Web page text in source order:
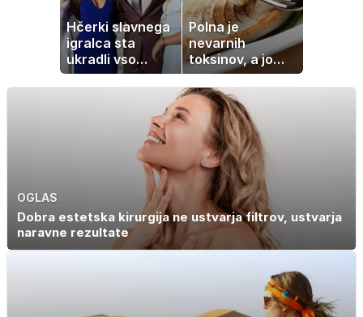
Hčerki slavnega
igralca sta
ukradli vso
pozornost
Polna je
nevarnih
toksinov, a jo
imamo vsi radi:
to je najbolj
nezdrava riba, ki
jo mnogi redno
uživajo
OGLAS
Dobra estetska kirurgija ne ustvarja filtrov, ustvarja
naravne rezultate